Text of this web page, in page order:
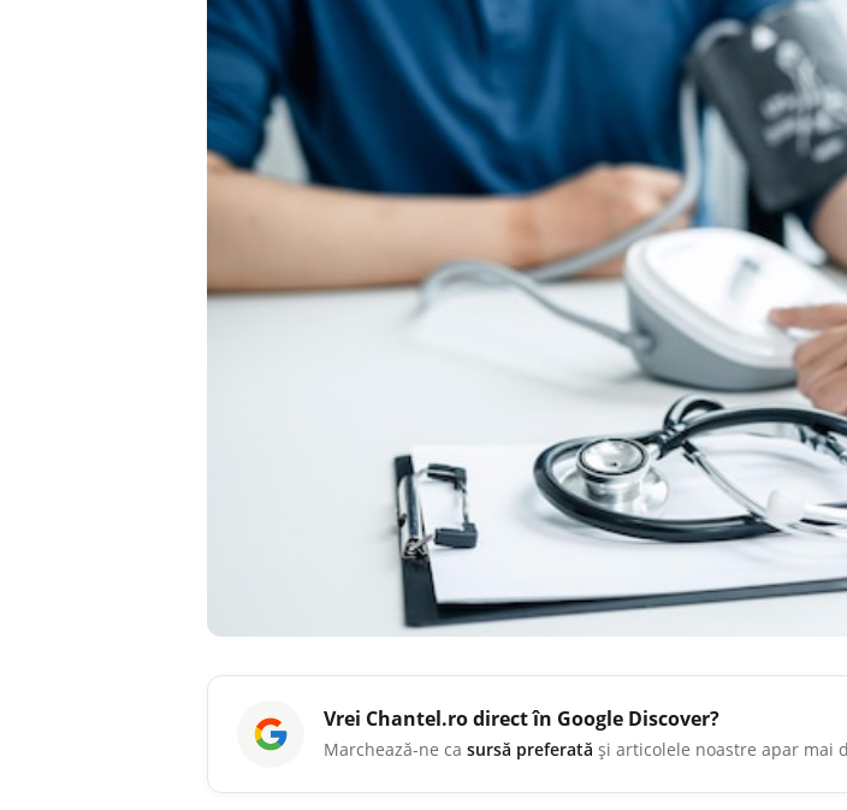
Vrei Chantel.rodirect în Google Discover?
Marchează-ne ca sursă preferată și articolele noastre apar mai